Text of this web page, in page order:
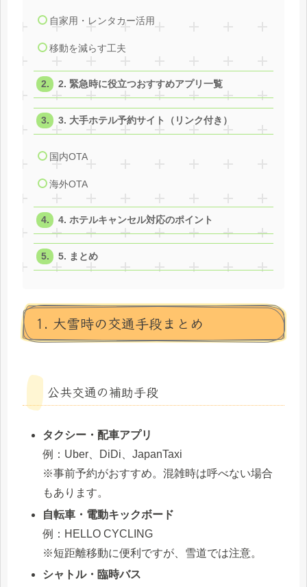
自家用・レンタカー活用
移動を減らす工夫
2. 緊急時に役立つおすすめアプリ一覧
3. 大手ホテル予約サイト（リンク付き）
国内OTA
海外OTA
4. ホテルキャンセル対応のポイント
5. まとめ
1. 大雪時の交通手段まとめ
公共交通の補助手段
タクシー・配車アプリ
例：Uber、DiDi、JapanTaxi
※事前予約がおすすめ。混雑時は呼べない場合
もあります。
自転車・電動キックボード
例：HELLO CYCLING
※短距離移動に便利ですが、雪道では注意。
シャトル・臨時バス